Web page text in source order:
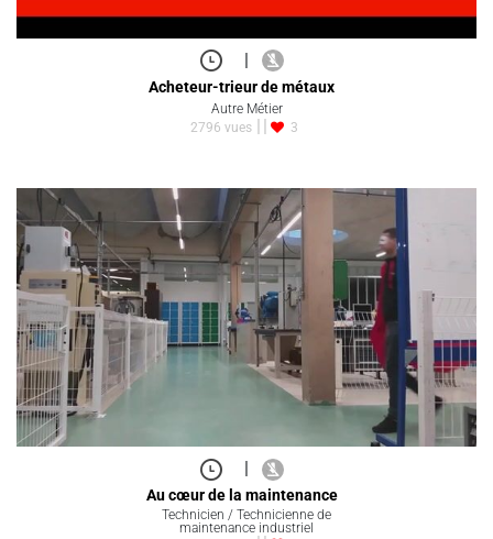
|
Acheteur-trieur de métaux
Autre Métier
2796 vues
3
|
Au cœur de la maintenance
Technicien / Technicienne de
maintenance industriel